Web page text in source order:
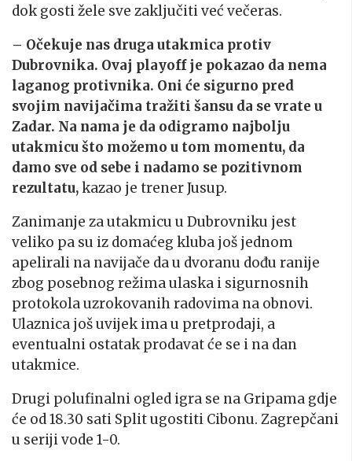
dok gosti žele sve zaključiti već večeras.
– Očekuje nas druga utakmica protiv
Dubrovnika. Ovaj playoff je pokazao da nema
laganog protivnika. Oni će sigurno pred
svojim navijačima tražiti šansu da se vrate u
Zadar. Na nama je da odigramo najbolju
utakmicu što možemo u tom momentu, da
damo sve od sebe i nadamo se pozitivnom
rezultatu,kazao je trener Jusup.
Zanimanje za utakmicu u Dubrovniku jest
veliko pa su iz domaćeg kluba još jednom
apelirali na navijače da u dvoranu dođu ranije
zbog posebnog režima ulaska i sigurnosnih
protokola uzrokovanih radovima na obnovi.
Ulaznica još uvijek ima u pretprodaji, a
eventualni ostatak prodavat će se i na dan
utakmice.
Drugi polufinalni ogled igra se na Gripama gdje
će od 18.30 sati Split ugostiti Cibonu. Zagrepčani
u seriji vode 1-0.